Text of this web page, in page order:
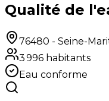
Qualité de
76480 - Seine-
3 996 habitants
Eau conforme